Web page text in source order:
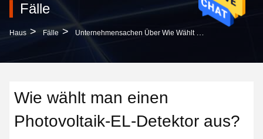
Fälle
Haus > Fälle > Unternehmensachen Über Wie Wählt Man Einen Photovoltaik-EL-Detektor Aus?
Wie wählt man einen
Photovoltaik-EL-Detektor aus?